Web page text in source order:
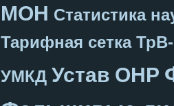
МОН Статистика
Тарифная сетка
УМКД Устав ОНР